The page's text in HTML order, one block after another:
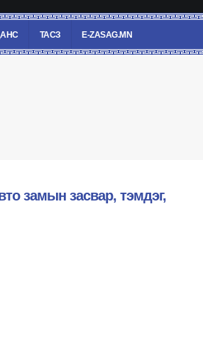
ТАСЗ E-ZASAG.MN
замын засвар, тэмдэг,